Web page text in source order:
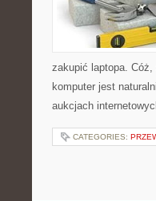
zakupić laptopa.
komputer jest
aukcjach
CATEGORIES: